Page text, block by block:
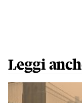
Leggi